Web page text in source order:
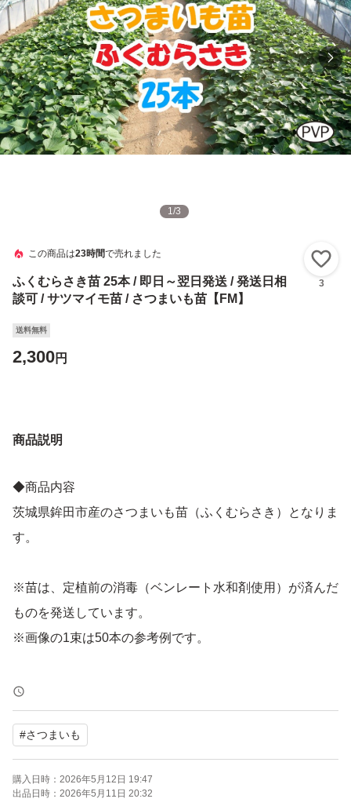
1/3
この商品は23時間で売れました
ふくむらさき苗 25本 / 即日～翌日発送 / 発送日相
談可 / サツマイモ苗 / さつまいも苗【FM】
3
送料無料
2,300円
商品説明
◆商品内容
茨城県鉾田市産のさつまいも苗（ふくむらさき）となりま
す。
※苗は、定植前の消毒（ベンレート水和剤使用）が済んだ
ものを発送しています。
※画像の1束は50本の参考例です。
◆発送
朝6時までのご購入で即日発送、以降翌日発送予定です。
発送希望日がある場合は購入前に質問欄からご相談くださ
い。
#さつまいも
購入日時： 2026年5月12日 19:47
出品日時： 2026年5月11日 20:32